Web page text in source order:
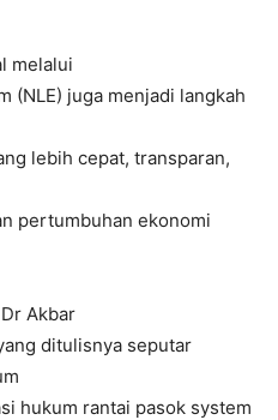
melalui
(NLE) juga menjadi langkah
lebih cepat, transparan,
pertumbuhan ekonomi
Akbar
ditulisnya seputar
hukum rantai pasok system